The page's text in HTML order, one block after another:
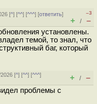
[^] [^^] [^^^] [ответить]
–3
+ / –
установлены.
темой, то знал, что
баг, который
[^] [^^] [^^^]
+ / –
проблемы с